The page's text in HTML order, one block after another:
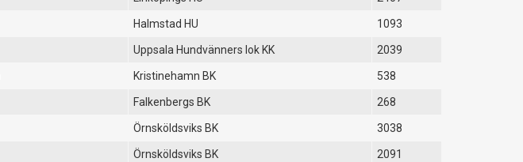
Halmstad HU 1093
Uppsala Hundvänners lok KK 2039
Kristinehamn BK 538
Falkenbergs BK 268
Örnsköldsviks BK 3038
Örnsköldsviks BK 2091